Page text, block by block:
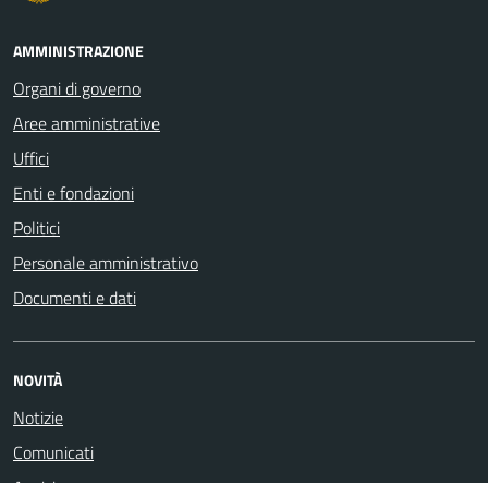
AMMINISTRAZIONE
Organi di governo
Aree amministrative
Uffici
Enti e fondazioni
Politici
Personale amministrativo
Documenti e dati
NOVITÀ
Notizie
Comunicati